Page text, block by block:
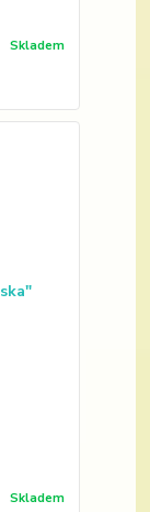
Skladem
Skladem